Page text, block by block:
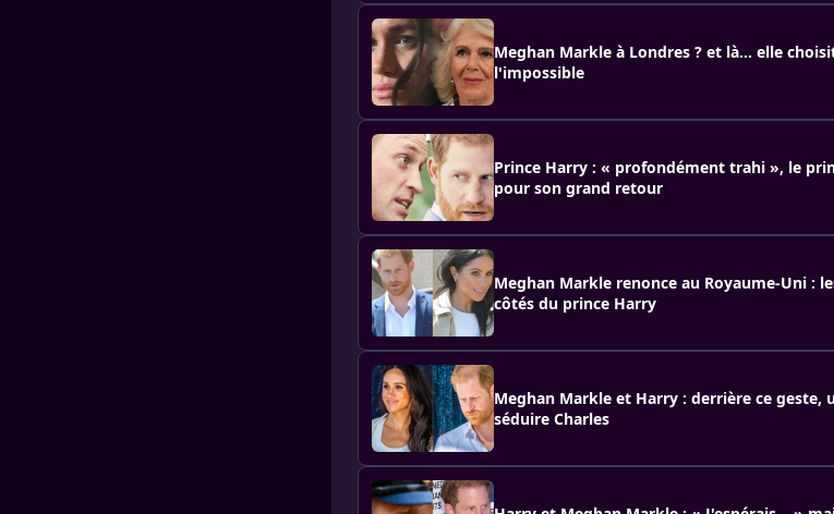
Meghan Markle à Londres ? et là… elle
l'impossible
Prince Harry : « profondément trahi », le
pour son grand retour
Meghan Markle renonce au Royaume-Uni :
côtés du prince Harry
Meghan Markle et Harry : derrière ce geste,
séduire Charles